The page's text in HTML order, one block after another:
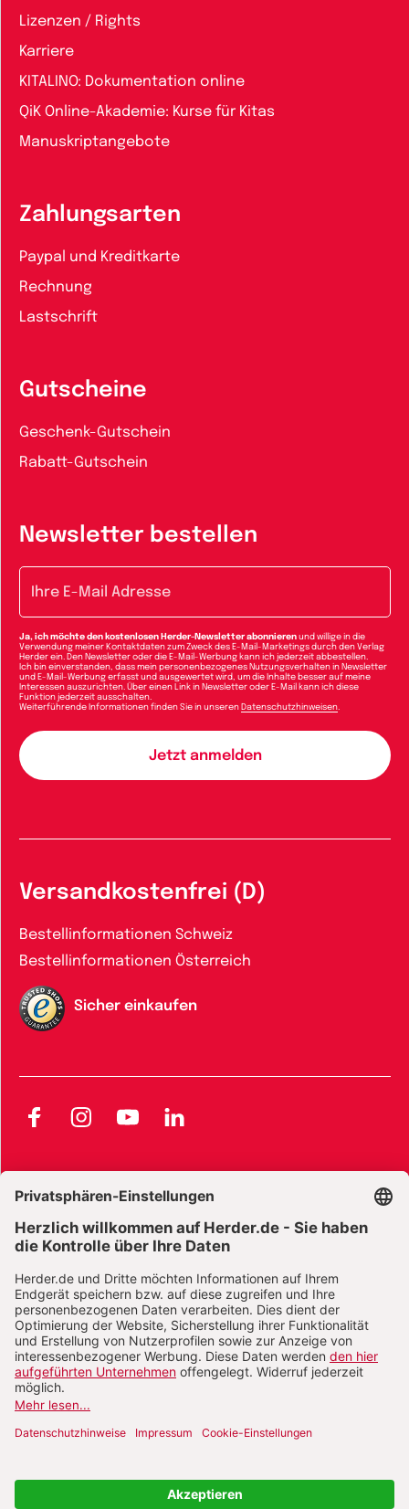
Lizenzen / Rights
Karriere
KITALINO: Dokumentation online
QiK Online-Akademie: Kurse für Kitas
Manuskriptangebote
Zahlungsarten
Paypal und Kreditkarte
Rechnung
Lastschrift
Gutscheine
Geschenk-Gutschein
Rabatt-Gutschein
Newsletter bestellen
Ja, ich möchte den kostenlosen Herder-Newsletter abonnieren und willige in die
Verwendung meiner Kontaktdaten zum Zweck des E-Mail-Marketings durch den Verlag
Herder ein. Den Newsletter oder die E-Mail-Werbung kann ich jederzeit abbestellen.
Ich bin einverstanden, dass mein personenbezogenes Nutzungsverhalten in Newsletter
und E-Mail-Werbung erfasst und ausgewertet wird, um die Inhalte besser auf meine
Interessen auszurichten. Über einen Link in Newsletter oder E-Mail kann ich diese
Funktion jederzeit ausschalten.
Weiterführende Informationen finden Sie in unseren Datenschutzhinweisen.
Versandkostenfrei (D)
Bestellinformationen Schweiz
Bestellinformationen Österreich
Sicher einkaufen
FacebookInstagramYouTubeLinkedIn
Widerrufsbelehrung E-Books
Widerrufsbelehrung Zeitschriften Datenschutz
Datenschutz Social Media Barrierefreiheit
Vertrag widerrufen